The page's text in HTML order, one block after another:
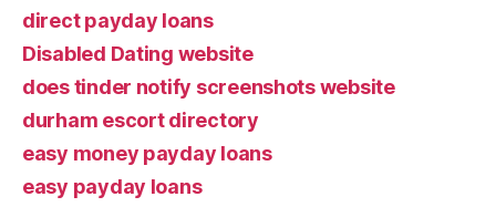
direct payday loans
Disabled Dating website
does tinder notify screenshots website
durham escort directory
easy money payday loans
easy payday loans